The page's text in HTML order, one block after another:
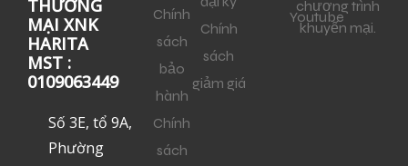
THƯƠNG
MẠI XNK
HARITA
MST :
0109063449
Số 3E, tổ 9A,
Phường
Chính
sách
bảo
hành
Chính
sách
Chính
sách
giảm giá
Youtube
chương trình
khuyến mại.